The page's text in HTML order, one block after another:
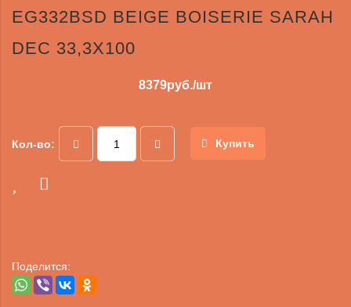
EG332BSD BEIGE BOISERIE SARAH
DEC 33,3X100
8379руб./шт
Кол-во: Купить
Поделится: